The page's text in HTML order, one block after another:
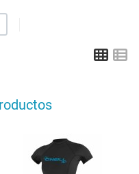
Grid
a la lista de deseos